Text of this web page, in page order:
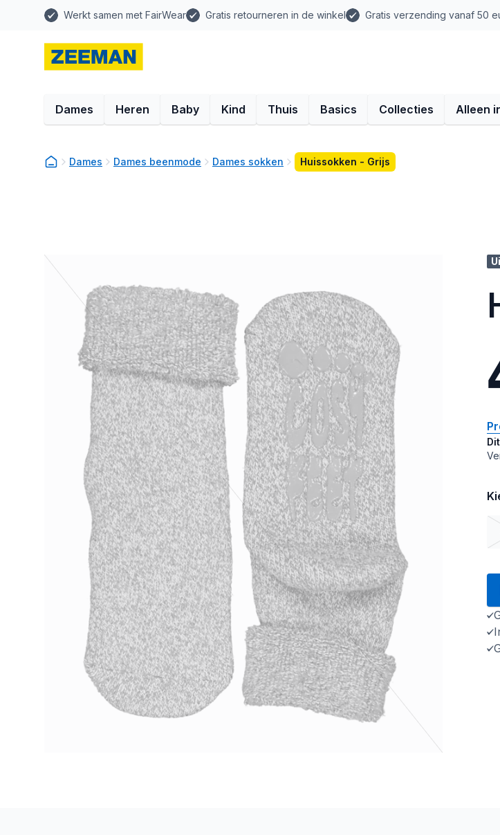
Werkt samen met FairWear Gratis retourneren in de winkel Gratis verzending vanaf 50
Dames Heren Baby Kind Thuis Basics Collecties Alleen
Dames Dames beenmode Dames sokken Huissokken - Grijs